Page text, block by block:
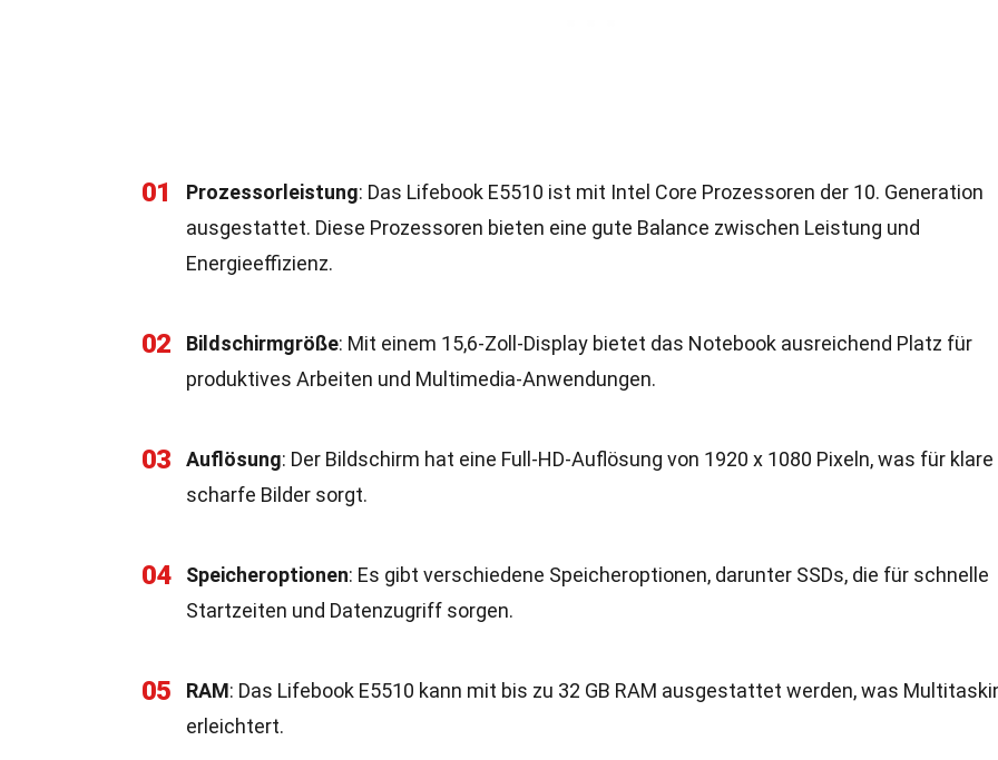
01 Prozessorleistung: Das Lifebook E5510 ist mit Intel Core Prozessoren der 10. Generation
ausgestattet. Diese Prozessoren bieten eine gute Balance zwischen Leistung und
Energieeffizienz.
02 Bildschirmgröße: Mit einem 15,6-Zoll-Display bietet das Notebook ausreichend Platz für
produktives Arbeiten und Multimedia-Anwendungen.
03 Auflösung: Der Bildschirm hat eine Full-HD-Auflösung von 1920 x 1080 Pixeln, was für klare
scharfe Bilder sorgt.
04 Speicheroptionen: Es gibt verschiedene Speicheroptionen, darunter SSDs, die für schnelle
Startzeiten und Datenzugriff sorgen.
05 RAM: Das Lifebook E5510 kann mit bis zu 32 GB RAM ausgestattet werden, was
erleichtert.